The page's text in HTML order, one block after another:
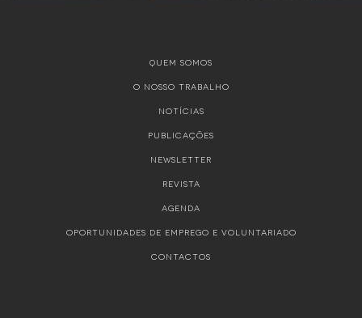
QUEM SOMOS
O NOSSO TRABALHO
NOTÍCIAS
PUBLICAÇÕES
NEWSLETTER
REVISTA
AGENDA
OPORTUNIDADES DE EMPREGO E VOLUNTARIADO
CONTACTOS